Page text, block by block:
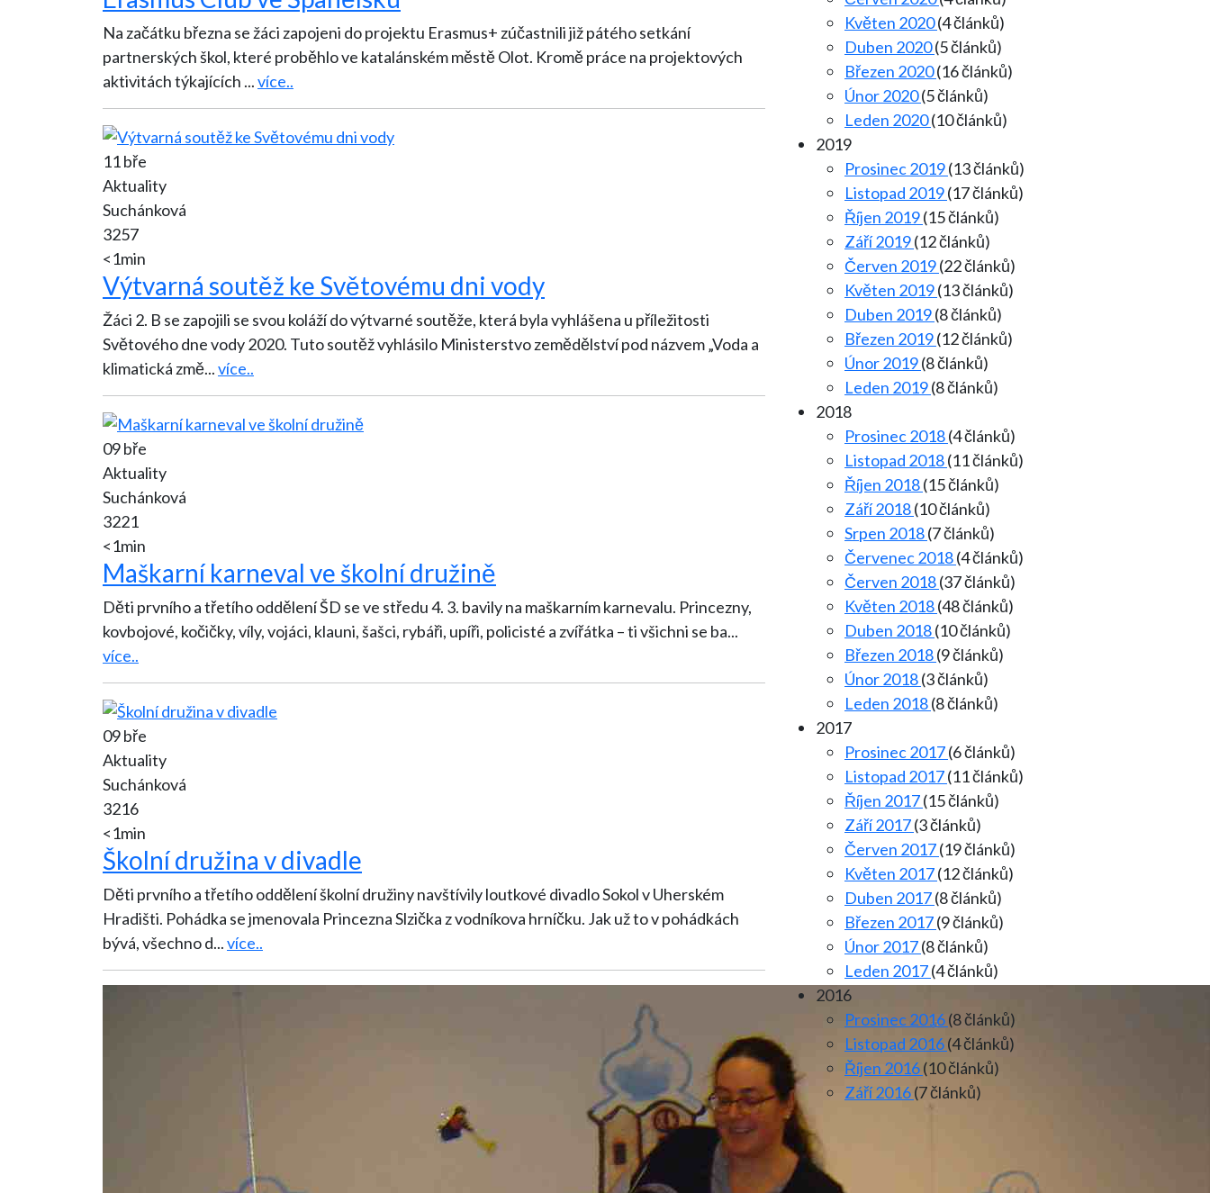
Na začátku března se žáci zapojeni do projektu Erasmus+ zúčastnili již pátého setkání
partnerských škol, které proběhlo ve katalánském městě Olot. Kromě práce na projektových
aktivitách týkajících ...více..
11 bře
Aktuality
Suchánková
3257
<1min
Výtvarná soutěž ke Světovému dni vody
Žáci 2. B se zapojili se svou koláží do výtvarné soutěže, která byla vyhlášena u příležitosti
Světového dne vody 2020. Tuto soutěž vyhlásilo Ministerstvo zemědělství pod názvem „Voda a
klimatická změ...více..
09 bře
Aktuality
Suchánková
3221
<1min
Maškarní karneval ve školní družině
Děti prvního a třetího oddělení ŠD se ve středu 4. 3. bavily na maškarním karnevalu. Princezny,
kovbojové, kočičky, víly, vojáci, klauni, šašci, rybáři, upíři, policisté a zvířátka – ti všichni se ba...
více..
09 bře
Aktuality
Suchánková
3216
<1min
Školní družina v divadle
Děti prvního a třetího oddělení školní družiny navštívily loutkové divadlo Sokol v Uherském
Hradišti. Pohádka se jmenovala Princezna Slzička z vodníkova hrníčku. Jak už to v pohádkách
bývá, všechno d...více..
Květen 2020(4 článků)
Duben 2020(5 článků)
Březen 2020(16 článků)
Únor 2020(5 článků)
Leden 2020(10 článků)
2019
Prosinec 2019(13 článků)
Listopad 2019(17 článků)
Říjen 2019(15 článků)
Září 2019(12 článků)
Červen 2019(22 článků)
Květen 2019(13 článků)
Duben 2019(8 článků)
Březen 2019(12 článků)
Únor 2019(8 článků)
Leden 2019(8 článků)
2018
Prosinec 2018(4 článků)
Listopad 2018(11 článků)
Říjen 2018(15 článků)
Září 2018(10 článků)
Srpen 2018(7 článků)
Červenec 2018(4 článků)
Červen 2018(37 článků)
Květen 2018(48 článků)
Duben 2018(10 článků)
Březen 2018(9 článků)
Únor 2018(3 článků)
Leden 2018(8 článků)
2017
Prosinec 2017(6 článků)
Listopad 2017(11 článků)
Říjen 2017(15 článků)
Září 2017(3 článků)
Červen 2017(19 článků)
Květen 2017(12 článků)
Duben 2017(8 článků)
Březen 2017(9 článků)
Únor 2017(8 článků)
Leden 2017(4 článků)
2016
Prosinec 2016(8 článků)
Listopad 2016(4 článků)
Říjen 2016(10 článků)
Září 2016(7 článků)